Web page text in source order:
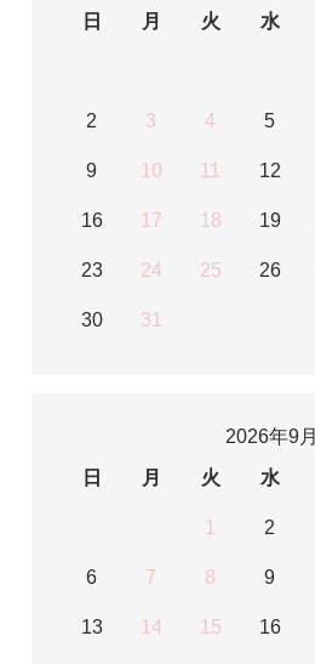
日
月 火 水
2 3 4 5
9 10 11 12
16 17 18 19
23 24 25 26
30 31
2026年9月
日
月 火 水
1 2
6 7 8 9
13 14 15 16